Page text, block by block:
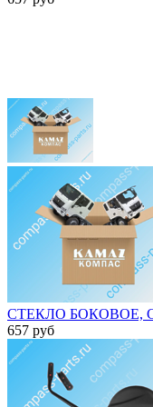
СТЕКЛО БОКОВОЕ,
657 руб